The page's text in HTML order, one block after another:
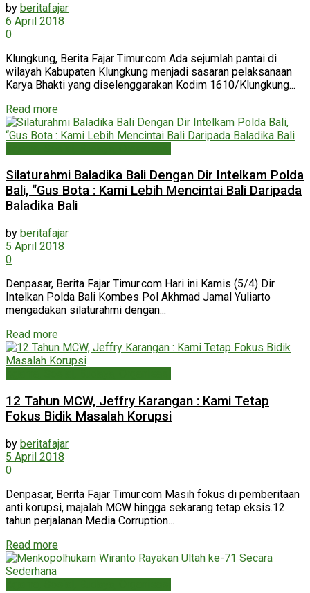
by beritafajar
6 April 2018
0
Klungkung, Berita Fajar Timur.com Ada sejumlah pantai di
wilayah Kabupaten Klungkung menjadi sasaran pelaksanaan
Karya Bhakti yang diselenggarakan Kodim 1610/Klungkung...
Read more
Silaturahmi Baladika Bali Dengan Dir Intelkam Polda
Bali, “Gus Bota : Kami Lebih Mencintai Bali Daripada
Baladika Bali
by beritafajar
5 April 2018
0
Denpasar, Berita Fajar Timur.com Hari ini Kamis (5/4) Dir
Intelkan Polda Bali Kombes Pol Akhmad Jamal Yuliarto
mengadakan silaturahmi dengan...
Read more
12 Tahun MCW, Jeffry Karangan : Kami Tetap
Fokus Bidik Masalah Korupsi
by beritafajar
5 April 2018
0
Denpasar, Berita Fajar Timur.com Masih fokus di pemberitaan
anti korupsi, majalah MCW hingga sekarang tetap eksis.12
tahun perjalanan Media Corruption...
Read more